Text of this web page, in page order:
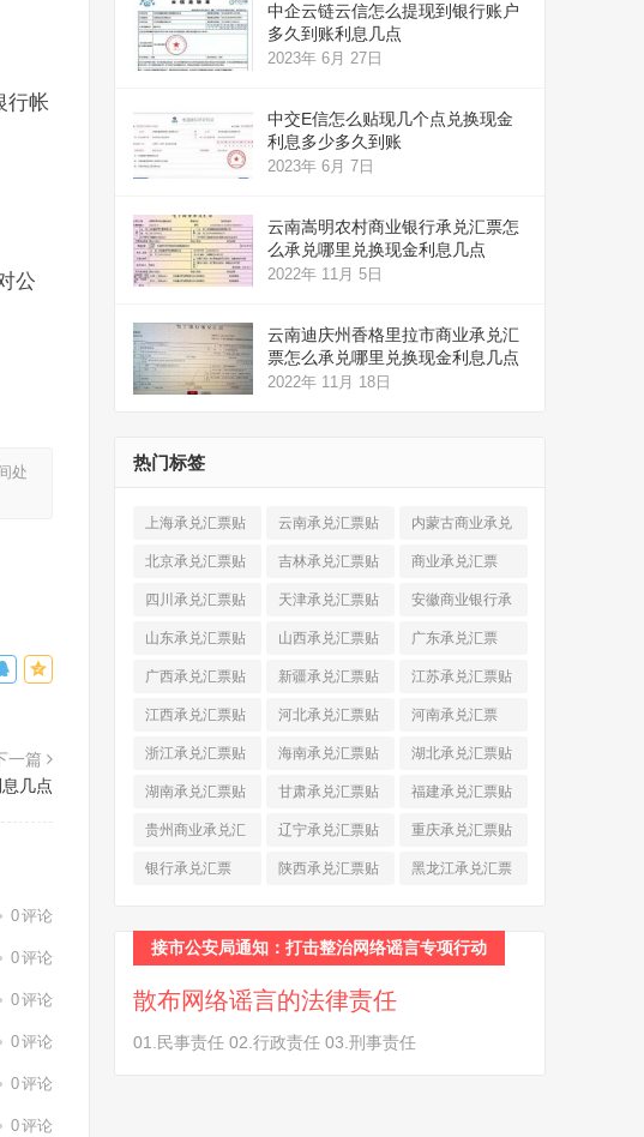
行帐
公
处
一篇
几点
0评论
0评论
0评论
0评论
0评论
0评论
中企云链云信怎么提现到银行账户
多久到账利息几点
2023年 6月 27日
中交E信怎么贴现几个点兑换现金
利息多少多久到账
2023年 6月 7日
云南嵩明农村商业银行承兑汇票怎
么承兑哪里兑换现金利息几点
2022年 11月 5日
云南迪庆州香格里拉市商业承兑汇
票怎么承兑哪里兑换现金利息几点
2022年 11月 18日
热门标签
上海承兑汇票贴
现(520)
云南承兑汇票贴
现(324)
内蒙古商业承兑
汇票(316)
北京承兑汇票贴
现 (912)
吉林承兑汇票贴
现(123)
商业承兑汇票
(225)
四川承兑汇票贴
现(790)
天津承兑汇票贴
现(242)
安徽商业银行承
兑汇票 (565)
山东承兑汇票贴
现(874)
山西承兑汇票贴
现(463)
广东承兑汇票
(979)
广西承兑汇票贴
现(278)
新疆承兑汇票贴
现(264)
江苏承兑汇票贴
现(774)
江西承兑汇票贴
现(366)
河北承兑汇票贴
现(374)
河南承兑汇票
(518)
浙江承兑汇票贴
现(691)
海南承兑汇票贴
现(145)
湖北承兑汇票贴
现(587)
湖南承兑汇票贴
现(453)
甘肃承兑汇票贴
现(194)
福建承兑汇票贴
现(945)
贵州商业承兑汇
票(284)
辽宁承兑汇票贴
现(344)
重庆承兑汇票贴
现(232)
银行承兑汇票
陕西承兑汇票贴
黑龙江承兑汇票
接市公安局通知：打击整治网络谣言专项行动
散布网络谣言的法律责任
01.民事责任 02.行政责任 03.刑事责任